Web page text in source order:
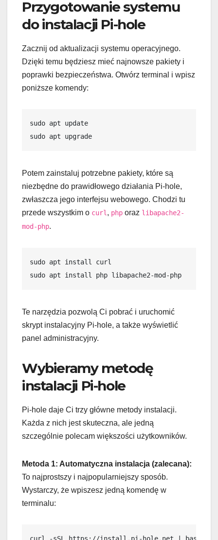
Przygotowanie systemu
do instalacji Pi-hole
Zacznij od aktualizacji systemu operacyjnego.
Dzięki temu będziesz mieć najnowsze pakiety i
poprawki bezpieczeństwa. Otwórz terminal i wpisz
poniższe komendy:
sudo apt update
sudo apt upgrade
Potem zainstaluj potrzebne pakiety, które są
niezbędne do prawidłowego działania Pi-hole,
zwłaszcza jego interfejsu webowego. Chodzi tu
przede wszystkim o curl , php oraz libapache2-
mod-php.
sudo apt install curl
sudo apt install php libapache2-mod-php
Te narzędzia pozwolą Ci pobrać i uruchomić
skrypt instalacyjny Pi-hole, a także wyświetlić
panel administracyjny.
Wybieramy metodę
instalacji Pi-hole
Pi-hole daje Ci trzy główne metody instalacji.
Każda z nich jest skuteczna, ale jedną
szczególnie polecam większości użytkowników.
Metoda 1: Automatyczna instalacja (zalecana):
To najprostszy i najpopularniejszy sposób.
Wystarczy, że wpiszesz jedną komendę w
terminalu: